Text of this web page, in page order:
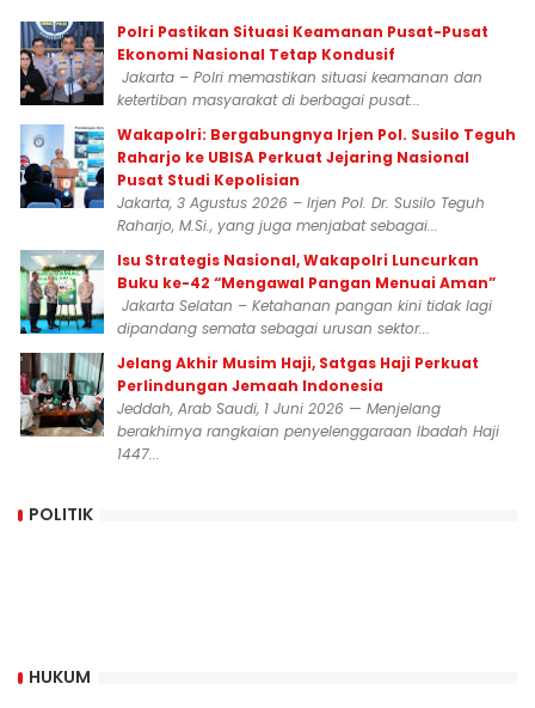
Polri Pastikan Situasi Keamanan Pusat-Pusat
Ekonomi Nasional Tetap Kondusif
Jakarta – Polri memastikan situasi keamanan dan
ketertiban masyarakat di berbagai pusat...
Wakapolri: Bergabungnya Irjen Pol. Susilo Teguh
Raharjo ke UBISA Perkuat Jejaring Nasional
Pusat Studi Kepolisian
Jakarta, 3 Agustus 2026 – Irjen Pol. Dr. Susilo Teguh
Raharjo, M.Si., yang juga menjabat sebagai...
Isu Strategis Nasional, Wakapolri Luncurkan
Buku ke-42 “Mengawal Pangan Menuai Aman”
Jakarta Selatan – Ketahanan pangan kini tidak lagi
dipandang semata sebagai urusan sektor...
Jelang Akhir Musim Haji, Satgas Haji Perkuat
Perlindungan Jemaah Indonesia
Jeddah, Arab Saudi, 1 Juni 2026 — Menjelang
berakhirnya rangkaian penyelenggaraan Ibadah Haji
1447...
POLITIK
HUKUM